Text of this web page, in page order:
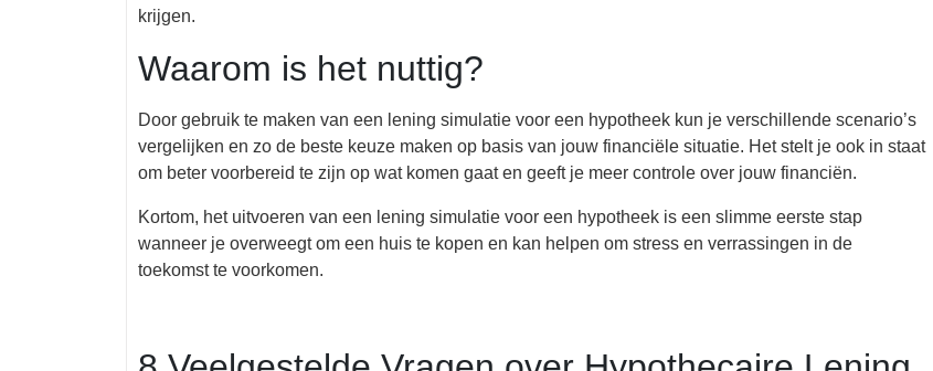
krijgen.
Waarom is het nuttig?
Door gebruik te maken van een lening simulatie voor een hypotheek kun je verschillende scenario’s
vergelijken en zo de beste keuze maken op basis van jouw financiële situatie. Het stelt je ook in staat
om beter voorbereid te zijn op wat komen gaat en geeft je meer controle over jouw financiën.
Kortom, het uitvoeren van een lening simulatie voor een hypotheek is een slimme eerste stap
wanneer je overweegt om een huis te kopen en kan helpen om stress en verrassingen in de
toekomst te voorkomen.